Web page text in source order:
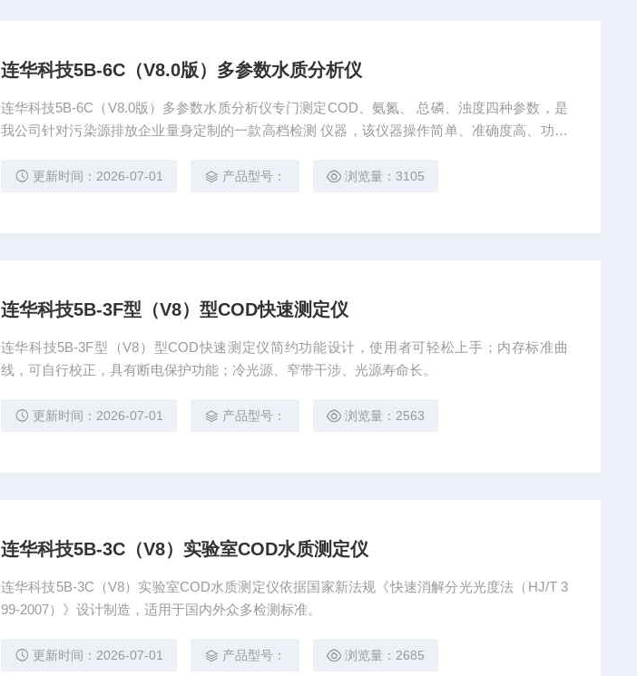
连华科技5B-6C（V8.0版）多参数水质分析仪
连华科技5B-6C（V8.0版）多参数水质分析仪专门测定COD、氨氮、 总磷、浊度四种参数，是
我公司针对污染源排放企业量身定制的一款高档检测 仪器，该仪器操作简单、准确度高、功能
更新时间：2026-07-01 产品型号： 浏览量：3105
连华科技5B-3F型（V8）型COD快速测定仪
连华科技5B-3F型（V8）型COD快速测定仪简约功能设计，使用者可轻松上手；内存标准曲
线，可自行校正，具有断电保护功能；冷光源、窄带干涉、光源寿命长。
更新时间：2026-07-01 产品型号： 浏览量：2563
连华科技5B-3C（V8）实验室COD水质测定仪
连华科技5B-3C（V8）实验室COD水质测定仪依据国家新法规《快速消解分光光度法（HJ/T 3
99-2007）》设计制造，适用于国内外众多检测标准。
更新时间：2026-07-01 产品型号： 浏览量：2685